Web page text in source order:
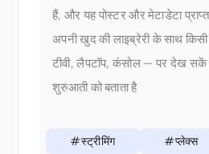
हैं, और यह पोस्टर और मेटाडेटा
अपनी खुद की लाइब्रेरी के साथ
टीवी, लैपटॉप, कंसोल — पर देख
शुरुआती को बताता है
#स्ट्रीमिंग #प्लेक्स